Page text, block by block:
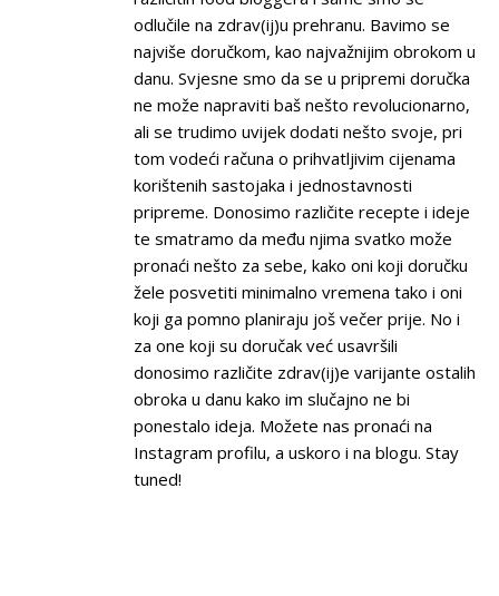
odlučile na zdrav(ij)u prehranu. Bavimo se
najviše doručkom, kao najvažnijim obrokom u
danu. Svjesne smo da se u pripremi doručka
ne može napraviti baš nešto revolucionarno,
ali se trudimo uvijek dodati nešto svoje, pri
tom vodeći računa o prihvatljivim cijenama
korištenih sastojaka i jednostavnosti
pripreme. Donosimo različite recepte i ideje
te smatramo da među njima svatko može
pronaći nešto za sebe, kako oni koji doručku
žele posvetiti minimalno vremena tako i oni
koji ga pomno planiraju još večer prije. No i
za one koji su doručak već usavršili
donosimo različite zdrav(ij)e varijante ostalih
obroka u danu kako im slučajno ne bi
ponestalo ideja. Možete nas pronaći na
Instagram profilu, a uskoro i na blogu. Stay
tuned!